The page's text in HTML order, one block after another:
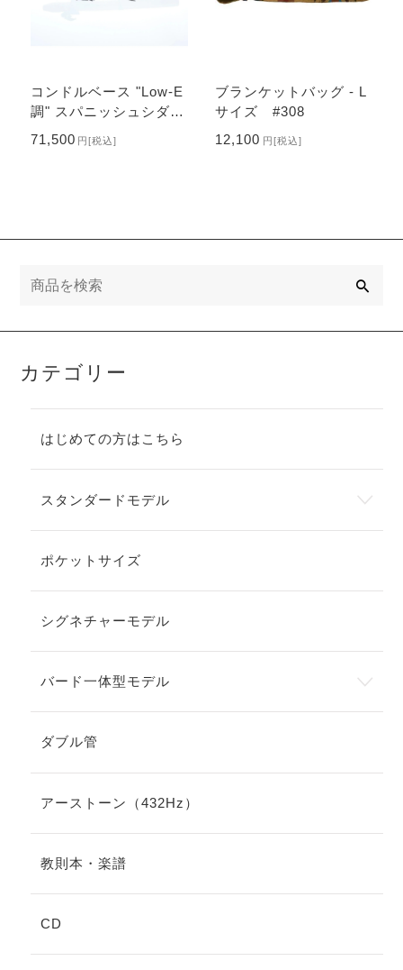
コンドルベース "Low-E
調" スパニッシュシダー
材 #108-SPC
71,500 円 [税込]
ブランケットバッグ - L
サイズ #308
12,100 円 [税込]
カテゴリー
はじめての方はこちら
スタンダードモデル
ポケットサイズ
シグネチャーモデル
バード一体型モデル
ダブル管
アーストーン（432Hz）
教則本・楽譜
CD